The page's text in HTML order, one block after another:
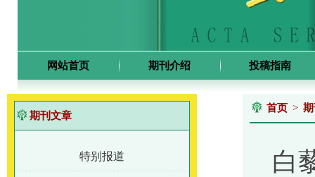
网站首页 期刊介绍 投稿指南
期刊文章
特别报道
首页 >
白